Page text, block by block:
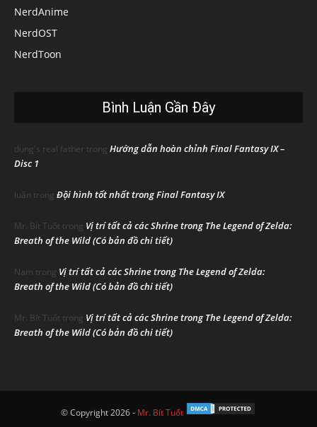
NerdAnime
NerdOST
NerdToon
Bình Luận Gần Đây
dung's real father trong Hướng dẫn hoàn chỉnh Final Fantasy IX –
Disc 1
luân trong Đội hình tốt nhất trong Final Fantasy IX
Mr. Bít Tuốt trong Vị trí tất cả các Shrine trong The Legend of Zelda:
Breath of the Wild (Có bản đồ chi tiết)
Nam trong Vị trí tất cả các Shrine trong The Legend of Zelda:
Breath of the Wild (Có bản đồ chi tiết)
Mr. Bít Tuốt trong Vị trí tất cả các Shrine trong The Legend of Zelda:
Breath of the Wild (Có bản đồ chi tiết)
© Copyright 2026 - Mr. Bít Tuốt